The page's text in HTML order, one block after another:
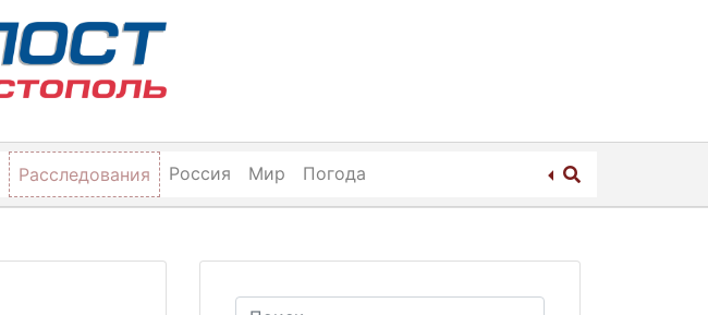
Расследования Россия Мир Погода